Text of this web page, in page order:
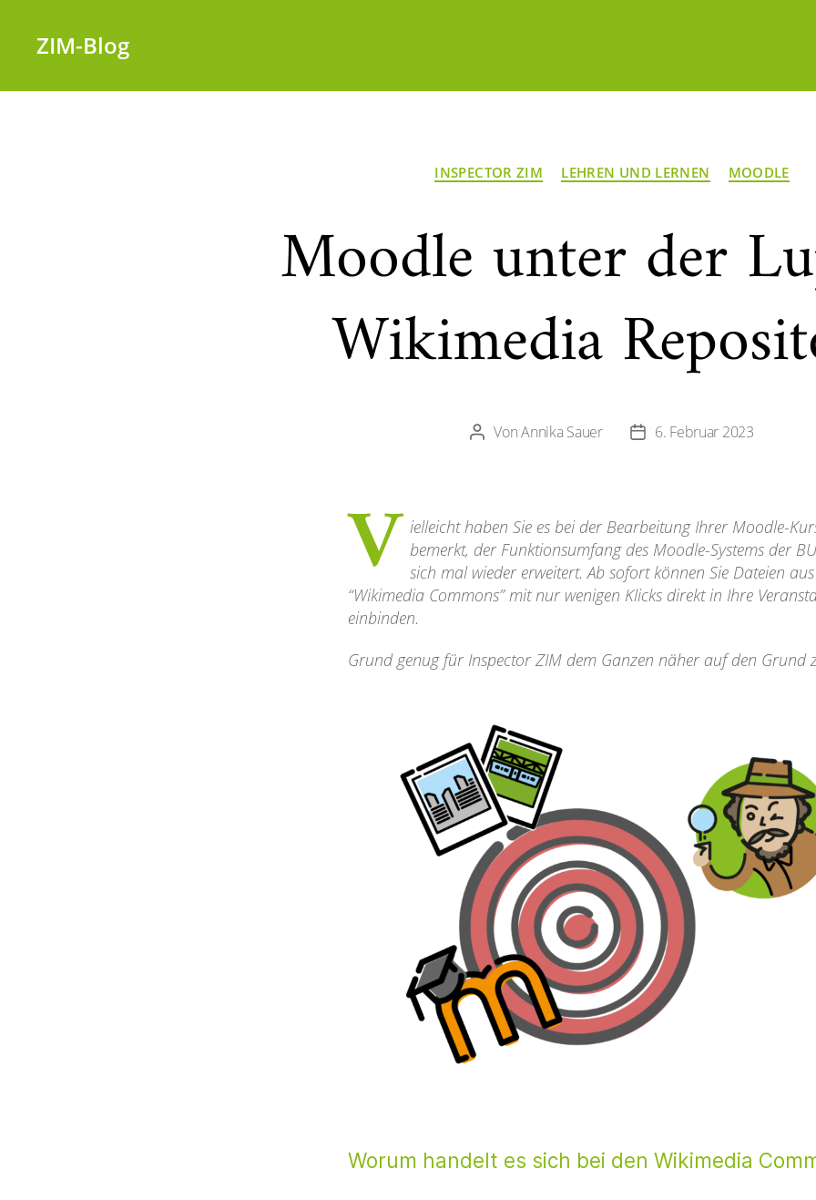
ZIM-Blog
Kategorien
INSPECTOR ZIM LEHREN UND LERNEN MOODLE
Moodle unter der
Wikimedia
Beitragsautor
VonAnnika Sauer Veröffentlichungsdatum
6. Februar 2023
V ielleicht haben Sie es bei der Bearbeitung Ihrer Moodle-
bemerkt, der Funktionsumfang des Moodle-Systems der
sich mal wieder erweitert. Ab sofort können Sie Dateien
“Wikimedia Commons” mit nur wenigen Klicks direkt in Ihre
einbinden.
Grund genug für Inspector ZIM dem Ganzen näher auf den Grund
Worum handelt es sich bei den Wikimedia